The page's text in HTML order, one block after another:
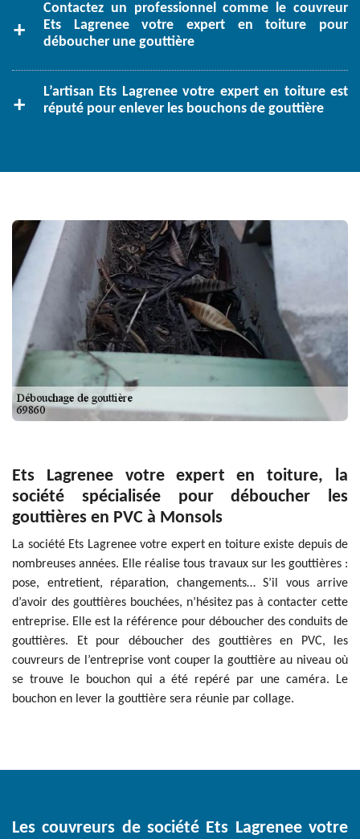
Contactez un professionnel comme le couvreur
Ets Lagrenee votre expert en toiture pour
déboucher une gouttière
L’artisan Ets Lagrenee votre expert en toiture est
réputé pour enlever les bouchons de gouttière
Ets Lagrenee votre expert en toiture, la
société spécialisée pour déboucher les
gouttières en PVC à Monsols
La société Ets Lagrenee votre expert en toiture existe depuis de
nombreuses années. Elle réalise tous travaux sur les gouttières :
pose, entretient, réparation, changements… S’il vous arrive
d’avoir des gouttières bouchées, n’hésitez pas à contacter cette
entreprise. Elle est la référence pour déboucher des conduits de
gouttières. Et pour déboucher des gouttières en PVC, les
couvreurs de l’entreprise vont couper la gouttière au niveau où
se trouve le bouchon qui a été repéré par une caméra. Le
bouchon en lever la gouttière sera réunie par collage.
Les couvreurs de société Ets Lagrenee votre